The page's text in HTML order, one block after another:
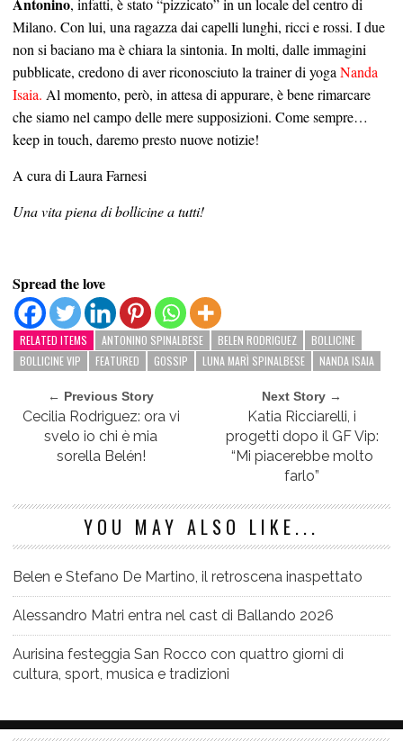
Antonino, infatti, è stato “pizzicato” in un locale del centro di
Milano. Con lui, una ragazza dai capelli lunghi, ricci e rossi. I due
non si baciano ma è chiara la sintonia. In molti, dalle immagini
pubblicate, credono di aver riconosciuto la trainer di yogaNanda
Isaia. Al momento, però, in attesa di appurare, è bene rimarcare
che siamo nel campo delle mere supposizioni. Come sempre…
keep in touch, daremo presto nuove notizie!
A cura di Laura Farnesi
Una vita piena di bollicine a tutti!
Spread the love
RELATED ITEMS ANTONINO SPINALBESE BELEN RODRIGUEZ
BOLLICINE
BOLLICINE VIP
FEATURED GOSSIP LUNA MARÌ SPINALBESE NANDA ISAIA
← Previous Story
Cecilia Rodriguez: ora vi
svelo io chi è mia
sorella Belén!
Next Story →
Katia Ricciarelli, i
progetti dopo il GF Vip:
“Mi piacerebbe molto
farlo”
YOU MAY ALSO LIKE...
Belen e Stefano De Martino, il retroscena inaspettato
Alessandro Matri entra nel cast di Ballando 2026
Aurisina festeggia San Rocco con quattro giorni di
cultura, sport, musica e tradizioni